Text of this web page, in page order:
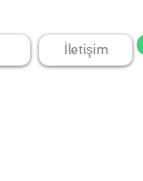
İletişim